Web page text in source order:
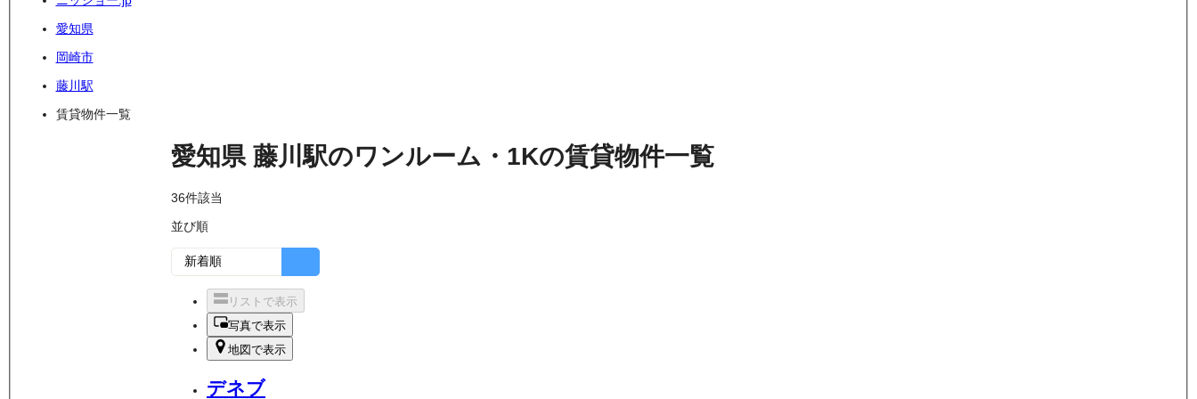
愛知県
岡崎市
藤川駅
賃貸物件一覧
愛知県 藤川駅のワンルーム・1Kの賃貸物件一覧
36件該当
並び順
リストで表示
写真で表示
地図で表示
デネブ